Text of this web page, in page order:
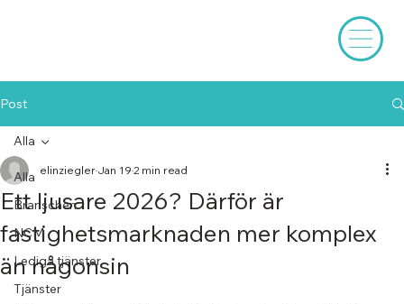
Post
Alla
Branschen
NCM
Lediga tjänster
Tjänster
Alla
Ett ljusare 2026? Därför är
fastighetsmarknaden mer komplex
än någonsin
elinziegler Jan 19 2 min read